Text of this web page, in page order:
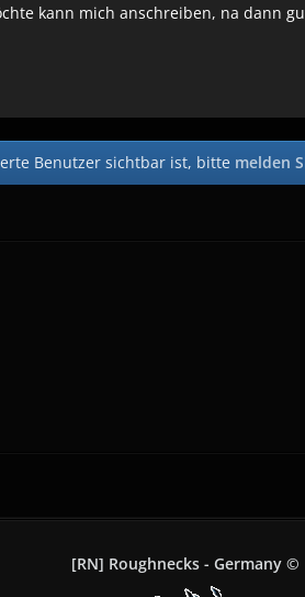
kann mich anschreiben, na dann
Benutzer sichtbar ist, bitte melden
[RN] Roughnecks - Germany ©